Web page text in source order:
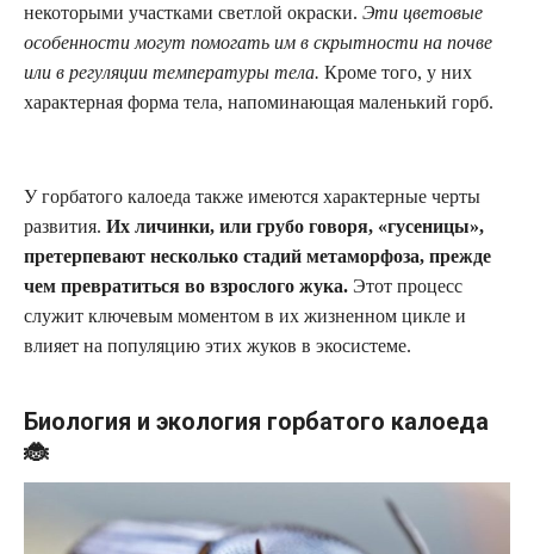
некоторыми участками светлой окраски. Эти цветовые
особенности могут помогать им в скрытности на почве
или в регуляции температуры тела. Кроме того, у них
характерная форма тела, напоминающая маленький горб.
У горбатого калоеда также имеются характерные черты
развития. Их личинки, или грубо говоря, «гусеницы»,
претерпевают несколько стадий метаморфоза, прежде
чем превратиться во взрослого жука. Этот процесс
служит ключевым моментом в их жизненном цикле и
влияет на популяцию этих жуков в экосистеме.
Биология и экология горбатого калоеда
🐞